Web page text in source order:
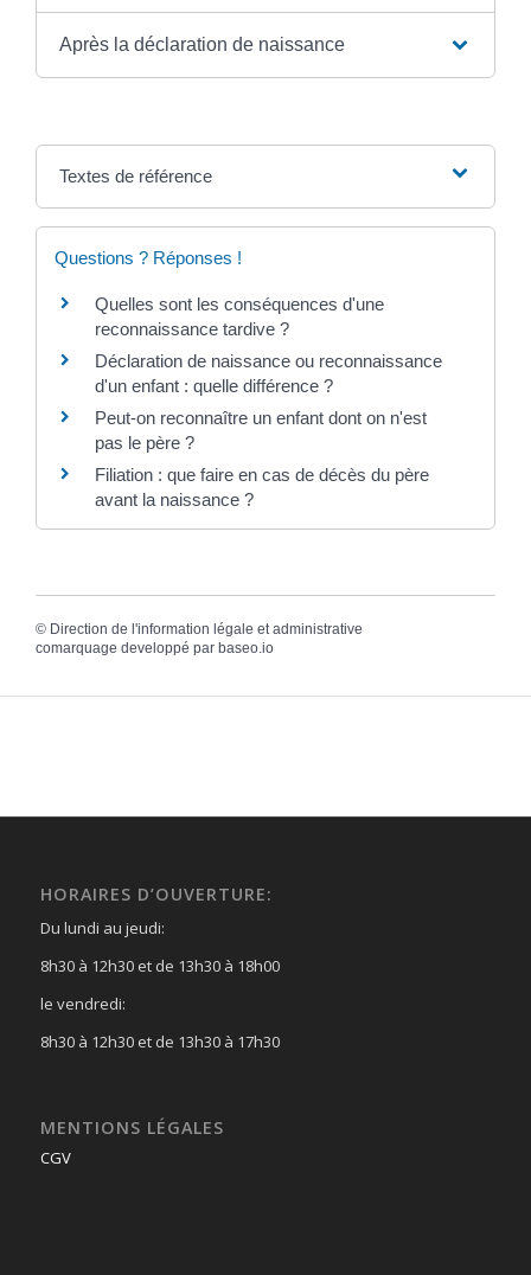
Après la déclaration de naissance
Textes de référence
Questions ? Réponses !
Quelles sont les conséquences d'une
reconnaissance tardive ?
Déclaration de naissance ou reconnaissance
d'un enfant : quelle différence ?
Peut-on reconnaître un enfant dont on n'est
pas le père ?
Filiation : que faire en cas de décès du père
avant la naissance ?
© Direction de l'information légale et administrative
comarquage developpé par baseo.io
HORAIRES D’OUVERTURE:
Du lundi au jeudi:
8h30 à 12h30 et de 13h30 à 18h00
le vendredi:
8h30 à 12h30 et de 13h30 à 17h30
MENTIONS LÉGALES
CGV